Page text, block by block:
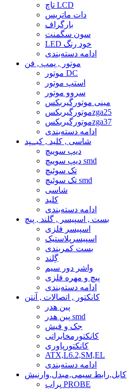
تاچ LCD
دات ماتریس
بارگراف
سون سگمنت
LED خود رنگ
ادامه دسته‌بندی
موتور , پمپ , فن
موتور DC
استپ موتور
سروو موتور
مینی موتورگیربکس
موتورگیربکسzga25
موتورگیربکسzga37
ادامه دسته‌بندی
شاسی , کلید , کیــپد
دیپ سوییچ
دیپ سوییچ smd
تک سوئیچ
تک سوئیچ smd
شاسی
کلید
ادامه دسته‌بندی
بست , اسپیسر , گلند , پیچ
اسپیسر فلزی
اسپیسرپلاستیک
بست کمربندی
گِلند
واشر دور سیم
پیچ و مهره فلزی
ادامه دسته‌بندی
کانکتور , اتصالات , آنتن
پین هدر
پین هدر smd
جک و فیش
کانکتورمخابراتی
کانکتورپاوری
ATX,L6.2,SM,EL
ادامه دسته‌بندی
کابل,رابط سیمی,مبدل,وارنیش
پراب PROBE